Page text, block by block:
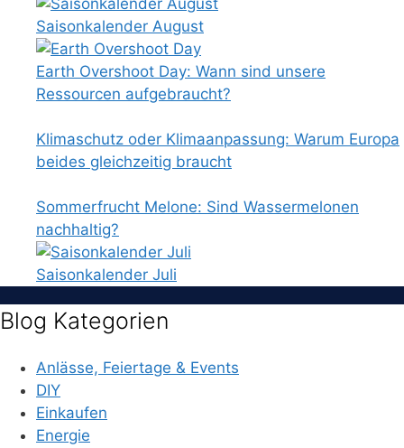
Saisonkalender August
Earth Overshoot Day: Wann sind unsere
Ressourcen aufgebraucht?
Klimaschutz oder Klimaanpassung: Warum Europa
beides gleichzeitig braucht
Sommerfrucht Melone: Sind Wassermelonen
nachhaltig?
Saisonkalender Juli
Blog Kategorien
Anlässe, Feiertage & Events
DIY
Einkaufen
Energie